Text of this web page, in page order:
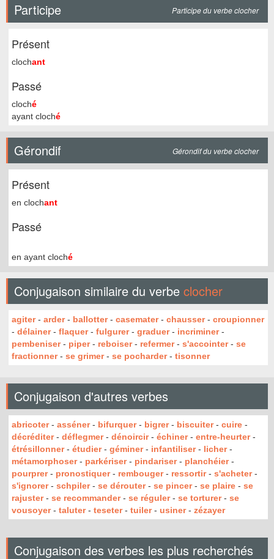
Participe Participe du verbe clocher
Présent
clochant
Passé
cloché
ayant cloché
Gérondif Gérondif du verbe clocher
Présent
en clochant
Passé
en ayant cloché
Conjugaison similaire du verbe clocher
agiter- arder- ballotter- casemater- chausser- croupionner
- délainer- flaquer- fulgurer- graduer- incriminer-
pembeniser- piper- reboiser- refermer- s'accointer- se
fractionner- se grimer- se pocharder- tisonner
Conjugaison d'autres verbes
abricoter- asséner- bifurquer- bigrer- biscuiter- cuire -
décréditer- déflegmer- dénoircir- échiner- entre-heurter-
étrésillonner- étudier- géminer- infantiliser- licher-
métamorphoser- parkériser- pindariser- planchéier-
pourprer- pronostiquer- rembouger- ressortir- s'acheter-
s'ignorer- schpiler- se dérouter- se pincer- se plaire - se
rajuster- se recommander- se réguler- se torturer- se
vousoyer- taluter- teseter- tuiler- usiner- zézayer
Conjugaison des verbes les plus recherchés